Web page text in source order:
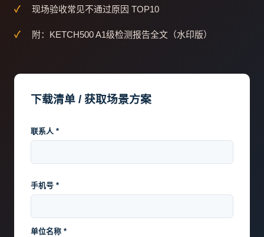
现场验收常见不通过原因 TOP10
附：KETCH500 A1级检测报告全文（水印版）
下载清单 / 获取场景方案
联系人 *
手机号 *
单位名称 *